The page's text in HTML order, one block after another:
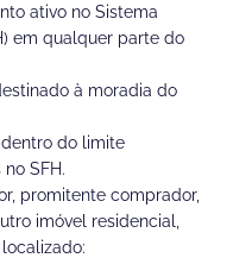
ativo no Sistema
em qualquer parte do
à moradia do
do limite
SFH.
promitente comprador,
imóvel residencial,